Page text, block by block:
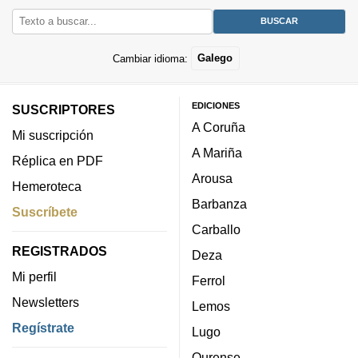
Cambiar idioma: Galego
SUSCRIPTORES
Mi suscripción
Réplica en PDF
Hemeroteca
Suscríbete
REGISTRADOS
Mi perfil
Newsletters
Regístrate
EDICIONES
A Coruña
A Mariña
Arousa
Barbanza
Carballo
Deza
Ferrol
Lemos
Lugo